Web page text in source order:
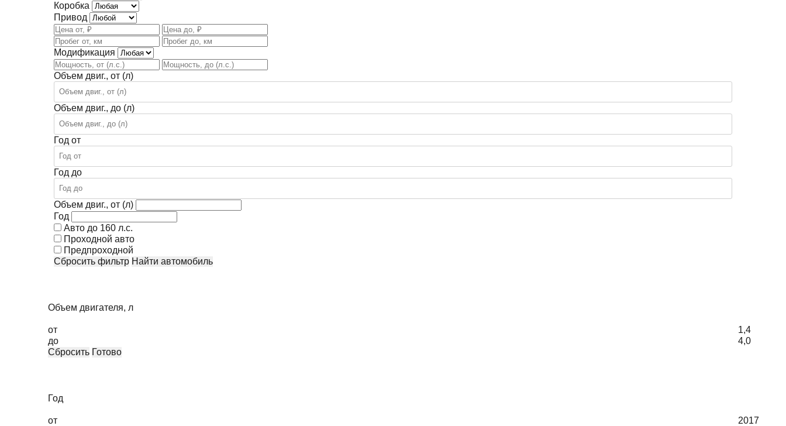
Коробка
Привод
Модификация
Объем двиг., от (л)
Объем двиг., до (л)
Год от
Год до
Объем двиг., от (л)
Год
Авто до 160 л.с.
Проходной авто
Предпроходной
Сбросить фильтр
Найти автомобиль
Объем двигателя, л
от
1,4
до
4,0
Сбросить Готово
Год
от
2017